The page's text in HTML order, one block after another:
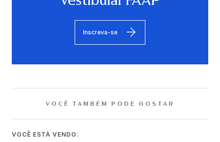
Inscreva-se
VOCÊ TAMBÉM PODE GOSTAR
VOCÊ ESTÁ VENDO: